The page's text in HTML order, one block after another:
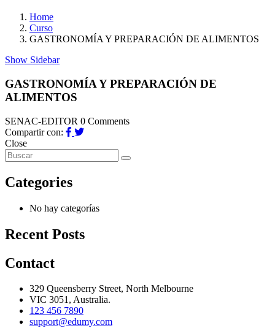
Home
Curso
GASTRONOMÍA Y PREPARACIÓN DE ALIMENTOS
Show Sidebar
GASTRONOMÍA Y PREPARACIÓN DE
ALIMENTOS
SENAC-EDITOR 0 Comments
Compartir con:
Close
Categories
No hay categorías
Recent Posts
Contact
329 Queensberry Street, North Melbourne
VIC 3051, Australia.
123 456 7890
support@edumy.com